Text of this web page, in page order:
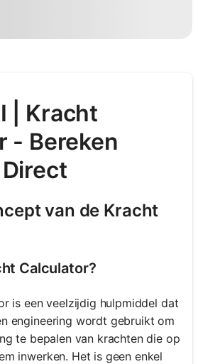
| Kracht
- Bereken
van de Kracht
Calculator?
is een veelzijdig hulpmiddel dat
engineering wordt gebruikt om
te bepalen van krachten die op
inwerken. Het is geen enkel